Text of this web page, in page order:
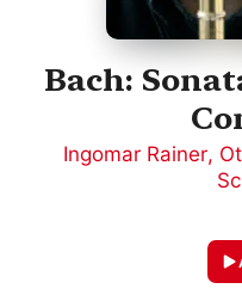
Bach:
Ingomar Rainer,